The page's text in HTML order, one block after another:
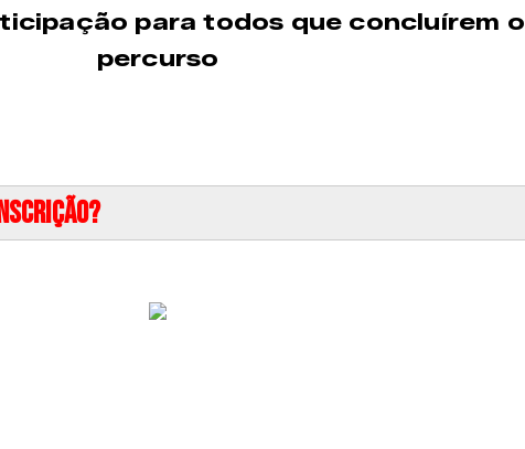
para todos que concluírem o
percurso